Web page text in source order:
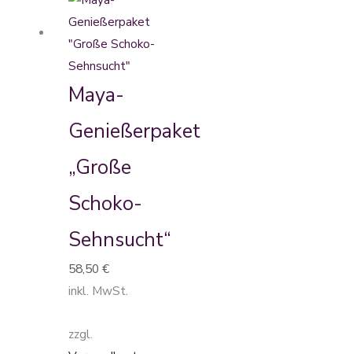
Maya-
Genießerpaket
„Große
Schoko-
Sehnsucht“
58,50 €
inkl. MwSt.
zzgl.
Produkt
weist
Die
auf
Produktseite